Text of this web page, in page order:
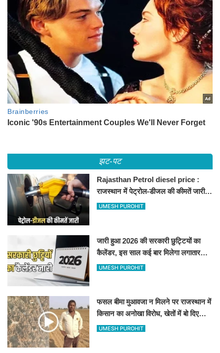
झट-पट
Rajasthan Petrol diesel price :
राजस्थान में पेट्रोल-डीजल की कीमतें जारी,
जानिए बीकानेर समेत पुरे प्रदेश में नए रेट
UMESH PUROHIT
जारी हुआ 2026 की सरकारी छुट्टियों का
कैलेंडर, इस साल कई बार मिलेगा लगातार
अवकाश, देखें
UMESH PUROHIT
फसल बीमा मुआवजा न मिलने पर राजस्थान में
किसान का अनोखा विरोध, खेतों में बो दिए
500-500 रुपए के नोट, वीडियो वायरल
UMESH PUROHIT